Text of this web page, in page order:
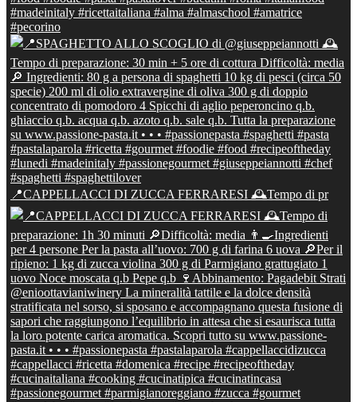
📍CAPPELLACCI DI ZUCCA FERRARESI 🕰Tempo di pr